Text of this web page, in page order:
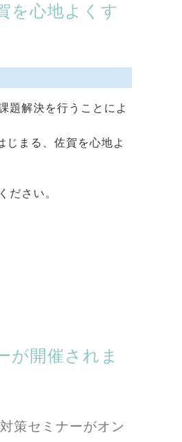
を心地よくす
題解決を行うことによ
まる、佐賀を心地よ
ださい。
が開催されま
策セミナーがオン